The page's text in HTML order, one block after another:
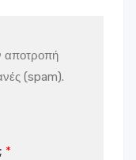
αποτροπή
(spam).